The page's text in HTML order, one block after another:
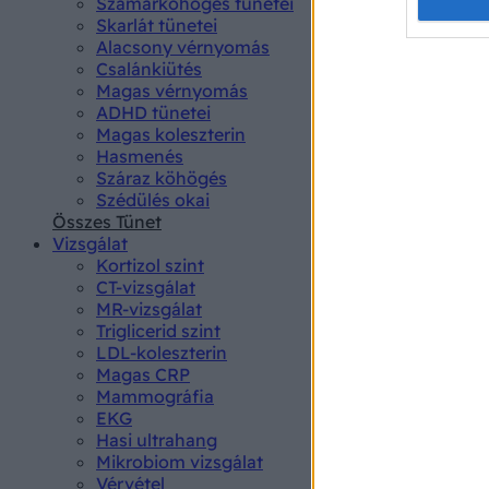
Skarlát tünetei
Alacsony vérnyomás
Csalánkiütés
Magas vérnyomás
ADHD tünetei
Magas koleszterin
Hasmenés
Száraz köhögés
Szédülés okai
Összes Tünet
Vizsgálat
Kortizol szint
CT-vizsgálat
MR-vizsgálat
Triglicerid szint
LDL-koleszterin
Magas CRP
Mammográfia
EKG
Hasi ultrahang
Mikrobiom vizsgálat
Vérvétel